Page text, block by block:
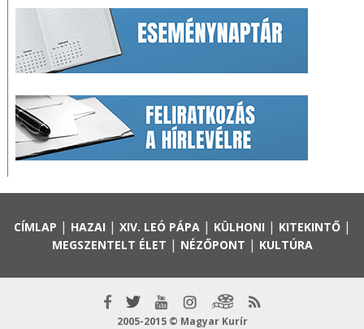
CÍMLAP | HAZAI | XIV. LEÓ PÁPA| KÜLHONI | KITEKINTŐ|
MEGSZENTELT ÉLET | NÉZŐPONT | KULTÚRA
2005-2015 © Magyar Kurír